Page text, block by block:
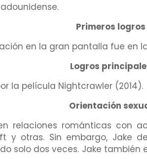
Primeros logros
en la gran pantalla fue en la
Logros
la película Nightcrawler (2014).
Orientación
relaciones románticas con
y otras. Sin embargo, Jake
solo dos veces. Jake